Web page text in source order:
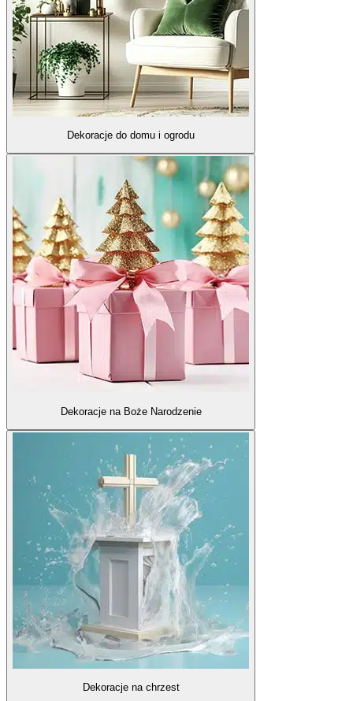
Dekoracje do domu i ogrodu
Dekoracje na Boże Narodzenie
Dekoracje na chrzest